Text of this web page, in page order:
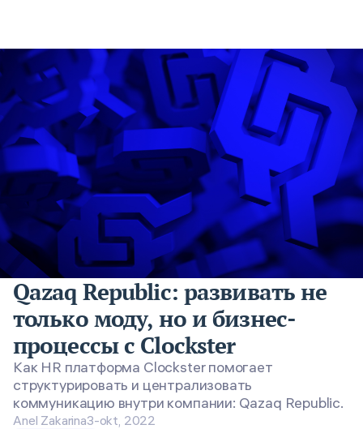
Qazaq Republic: развивать не
только моду, но и бизнес-
процессы с Clockster
Как HR платформа Clockster помогает
структурировать и централизовать
коммуникацию внутри компании: Qazaq Republic.
Anel Zakarina3-okt, 2022